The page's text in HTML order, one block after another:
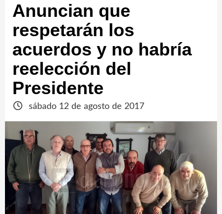
Anuncian que
respetarán los
acuerdos y no habría
reelección del
Presidente
sábado 12 de agosto de 2017